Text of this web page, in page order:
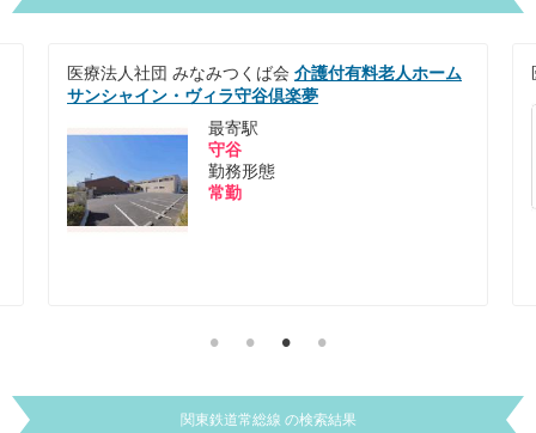
医療法人社団 みなみつくば会 介護付有料老人ホーム
サンシャイン・ヴィラ守谷倶楽夢
最寄駅
守谷
勤務形態
常勤
関東鉄道常総線 の検索結果